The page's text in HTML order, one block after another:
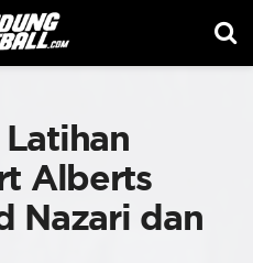
Latihan
Alberts
Nazari dan